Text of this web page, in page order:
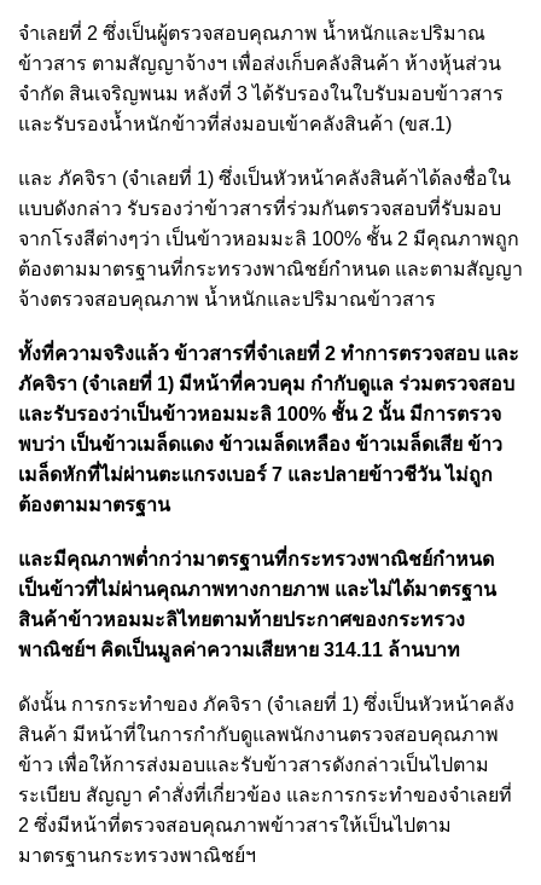
จำเลยที่ 2 ซึ่งเป็นผู้ตรวจสอบคุณภาพ น้ำหนักและปริมาณ
ข้าวสาร ตามสัญญาจ้างฯ เพื่อส่งเก็บคลังสินค้า ห้างหุ้นส่วน
จำกัด สินเจริญพนม หลังที่ 3 ได้รับรองในใบรับมอบข้าวสาร
และรับรองน้ำหนักข้าวที่ส่งมอบเข้าคลังสินค้า (ขส.1)
และ ภัคจิรา (จำเลยที่ 1) ซึ่งเป็นหัวหน้าคลังสินค้าได้ลงชื่อใน
แบบดังกล่าว รับรองว่าข้าวสารที่ร่วมกันตรวจสอบที่รับมอบ
จากโรงสีต่างๆว่า เป็นข้าวหอมมะลิ 100% ชั้น 2 มีคุณภาพถูก
ต้องตามมาตรฐานที่กระทรวงพาณิชย์กำหนด และตามสัญญา
จ้างตรวจสอบคุณภาพ น้ำหนักและปริมาณข้าวสาร
ทั้งที่ความจริงแล้ว ข้าวสารที่จำเลยที่ 2 ทำการตรวจสอบ และ
ภัคจิรา (จำเลยที่ 1) มีหน้าที่ควบคุม กำกับดูแล ร่วมตรวจสอบ
และรับรองว่าเป็นข้าวหอมมะลิ 100% ชั้น 2 นั้น มีการตรวจ
พบว่า เป็นข้าวเมล็ดแดง ข้าวเมล็ดเหลือง ข้าวเมล็ดเสีย ข้าว
เมล็ดหักที่ไม่ผ่านตะแกรงเบอร์ 7 และปลายข้าวชีวัน ไม่ถูก
ต้องตามมาตรฐาน
และมีคุณภาพต่ำกว่ามาตรฐานที่กระทรวงพาณิชย์กำหนด
เป็นข้าวที่ไม่ผ่านคุณภาพทางกายภาพ และไม่ได้มาตรฐาน
สินค้าข้าวหอมมะลิไทยตามท้ายประกาศของกระทรวง
พาณิชย์ฯ คิดเป็นมูลค่าความเสียหาย 314.11 ล้านบาท
ดังนั้น การกระทำของ ภัคจิรา (จำเลยที่ 1) ซึ่งเป็นหัวหน้าคลัง
สินค้า มีหน้าที่ในการกำกับดูแลพนักงานตรวจสอบคุณภาพ
ข้าว เพื่อให้การส่งมอบและรับข้าวสารดังกล่าวเป็นไปตาม
ระเบียบ สัญญา คำสั่งที่เกี่ยวข้อง และการกระทำของจำเลยที่
2 ซึ่งมีหน้าที่ตรวจสอบคุณภาพข้าวสารให้เป็นไปตาม
มาตรฐานกระทรวงพาณิชย์ฯ